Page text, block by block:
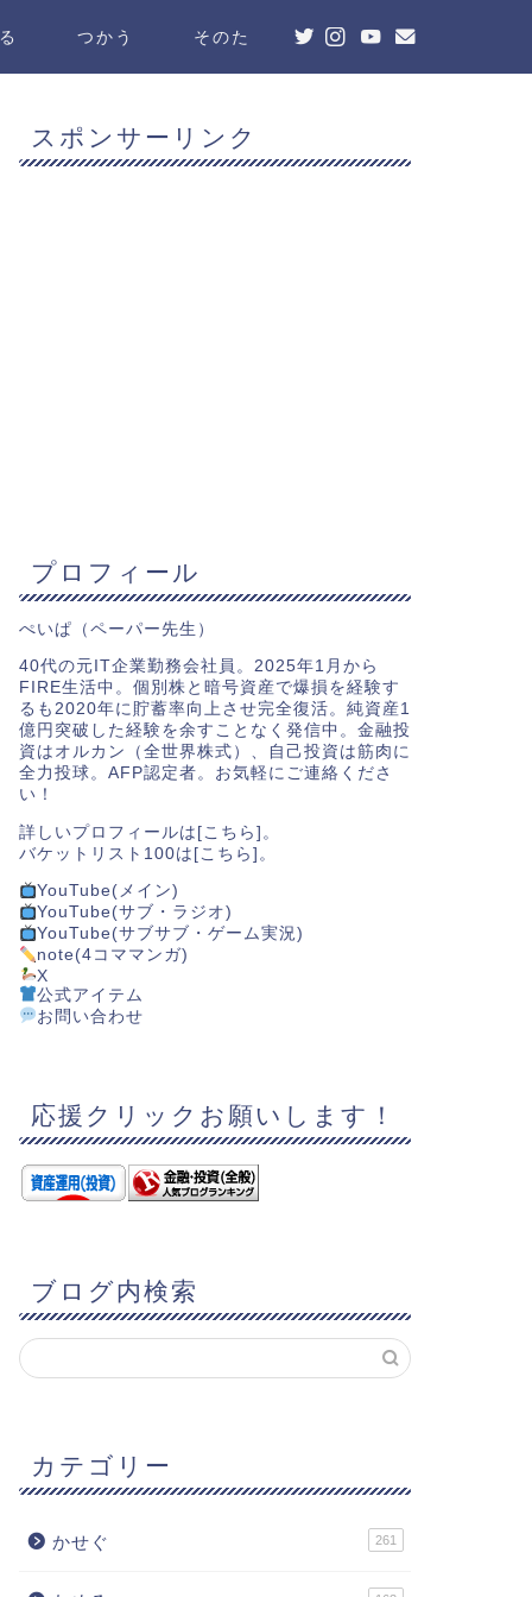
つかう そのた
スポンサーリンク
プロフィール
ぺいぱ（ペーパー先生）
40代の元IT企業勤務会社員。2025年1月から
FIRE生活中。個別株と暗号資産で爆損を経験す
るも2020年に貯蓄率向上させ完全復活。純資産1
億円突破した経験を余すことなく発信中。金融投
資はオルカン（全世界株式）、自己投資は筋肉に
全力投球。AFP認定者。お気軽にご連絡くださ
い！
詳しいプロフィールは[ こちら ]。
バケットリスト100は[ こちら ]。
YouTube(メイン)
YouTube(サブ・ラジオ)
YouTube(サブサブ・ゲーム実況)
note(4コママンガ)
X
公式アイテム
お問い合わせ
応援クリックお願いします！
ブログ内検索
カテゴリー
かせぐ 261